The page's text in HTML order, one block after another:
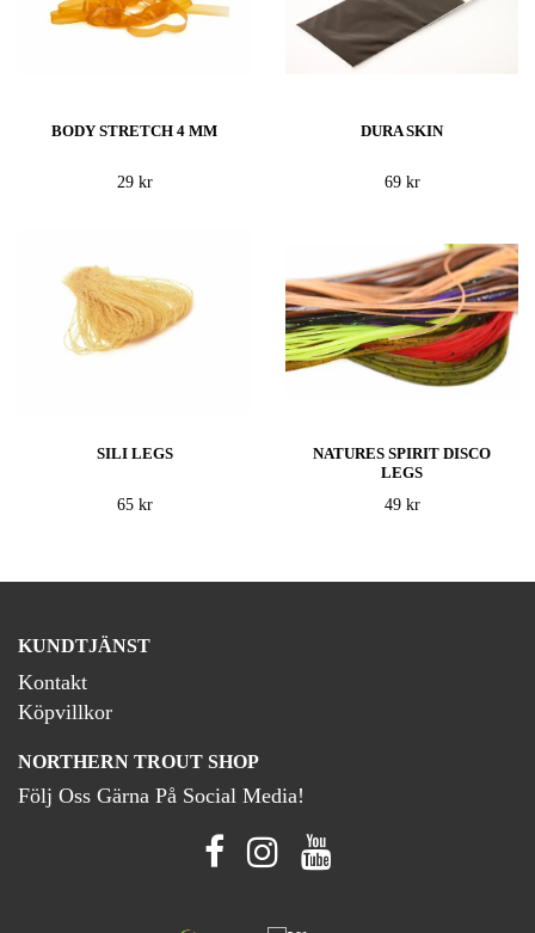
BODY STRETCH 4 MM
29 kr
DURA SKIN
69 kr
SILI LEGS
65 kr
NATURES SPIRIT DISCO
LEGS
49 kr
KUNDTJÄNST
Kontakt
Köpvillkor
NORTHERN TROUT SHOP
Följ Oss Gärna På Social Media!